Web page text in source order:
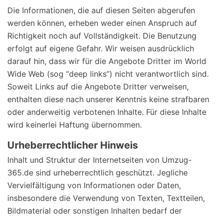
Die Informationen, die auf diesen Seiten abgerufen
werden können, erheben weder einen Anspruch auf
Richtigkeit noch auf Vollständigkeit. Die Benutzung
erfolgt auf eigene Gefahr. Wir weisen ausdrücklich
darauf hin, dass wir für die Angebote Dritter im World
Wide Web (sog “deep links”) nicht verantwortlich sind.
Soweit Links auf die Angebote Dritter verweisen,
enthalten diese nach unserer Kenntnis keine strafbaren
oder anderweitig verbotenen Inhalte. Für diese Inhalte
wird keinerlei Haftung übernommen.
Urheberrechtlicher Hinweis
Inhalt und Struktur der Internetseiten von Umzug-
365.de sind urheberrechtlich geschützt. Jegliche
Vervielfältigung von Informationen oder Daten,
insbesondere die Verwendung von Texten, Textteilen,
Bildmaterial oder sonstigen Inhalten bedarf der